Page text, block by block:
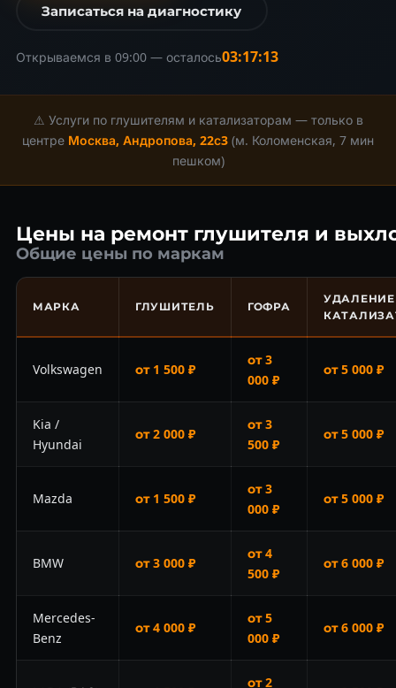
Записаться на диагностику
Открываемся в 09:00 — осталось03:17:12
⚠ Услуги по глушителям и катализаторам — только в
центре Москва, Андропова, 22с3 (м. Коломенская, 7 мин
пешком)
Цены на ремонт глушителя и
Общие цены по маркам
МАРКА ГЛУШИТЕЛЬ ГОФРА
УДАЛЕНИЕ
Volkswagen от 1 500 ₽
от 3
000 ₽
от 5 000 ₽
Kia /
Hyundai
от 2 000 ₽
от 3
500 ₽
от 5 000 ₽
Mazda от 1 500 ₽
от 3
000 ₽
от 5 000 ₽
BMW от 3 000 ₽
от 4
500 ₽
от 6 000 ₽
Mercedes-
Benz
от 4 000 ₽
от 5
000 ₽
от 6 000 ₽
от 2